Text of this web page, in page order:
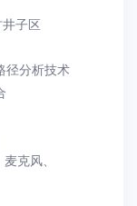
子区
径分析技术
麦克风、